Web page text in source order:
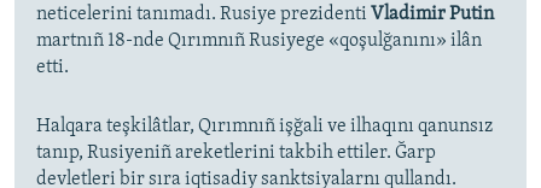
neticelerini tanımadı. Rusiye prezidenti Vladimir Putin
martnıñ 18-nde Qırımnıñ Rusiyege «qoşulğanını» ilân
etti.
Halqara teşkilâtlar, Qırımnıñ işğali ve ilhaqını qanunsız
tanıp, Rusiyeniñ areketlerini takbih ettiler. Ğarp
devletleri bir sıra iqtisadiy sanktsiyalarnı qullandı.